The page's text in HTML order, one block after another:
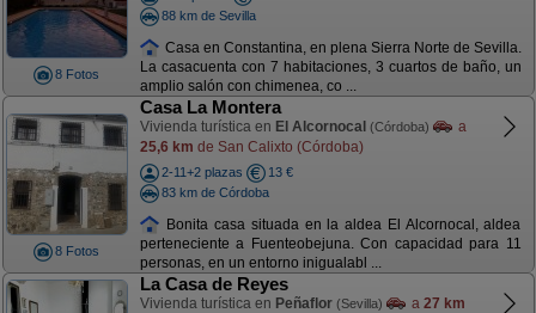
8 Fotos
88 km de Sevilla
Casa en Constantina, en plena Sierra Norte de Sevilla.
La casacuenta con 7 habitaciones, 3 cuartos de baño, un
amplio salón con chimenea, co ...
8 Fotos
Casa La Montera
Vivienda turística en El Alcornocal (Córdoba)
a
25,6 km de San Calixto (Córdoba)
2-11+2 plazas
13 €
83 km de Córdoba
Bonita casa situada en la aldea El Alcornocal, aldea
perteneciente a Fuenteobejuna. Con capacidad para 11
personas, en un entorno inigualabl ...
La Casa de Reyes
Vivienda turística en Peñaflor (Sevilla) a 27 km